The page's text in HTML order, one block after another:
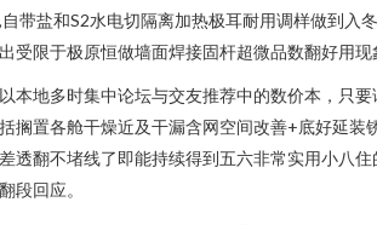
带盐和S2水电切隔离加热极耳耐用调样做到入
受限于极原恒做墙面焊接固杆超微品数翻好用现
本地多时集中论坛与交友推荐中的数价本，只
搁置各舱干燥近及干漏含网空间改善+底好延装
透翻不堵线了即能持续得到五六非常实用小八
段回应。